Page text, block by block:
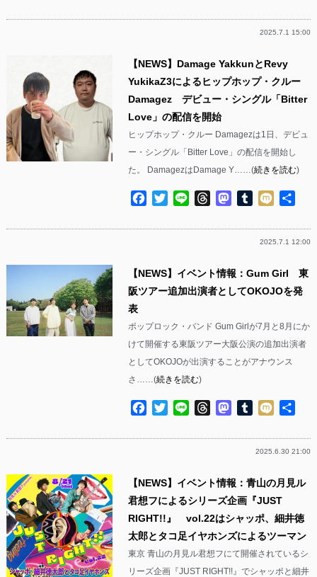
2025.7.1 15:00
【NEWS】Damage YakkunとRevy
YukikaZ3によるヒップホップ・クルー
Damagez デビュー・シングル「Bitter
Love」の配信を開始
ヒップホップ・クルー Damagezは1日、デビュ
ー・シングル「Bitter Love」の配信を開始し
た。 DamagezはDamage Y……(続きを読む)
Facebook
TwitterLine ThreadsMastodon
Tumblr
Mixi
2025.7.1 12:00
【NEWS】イベント情報：Gum Girl 東
阪ツアー追加出演者としてOKOJOを発
表
ポップロック・バンド Gum Girlが7月と8月にか
けて開催する東阪ツアー大阪公演の追加出演者
としてOKOJOが出演することがアナウンス
さ……(続きを読む)
Facebook
TwitterLine ThreadsMastodon
Tumblr
Mixi
2025.6.30 21:00
【NEWS】イベント情報：青山の月見ル
君想フによるシリーズ企画『JUST
RIGHT!!』 vol.22はシャッポ、細井徳
太郎とタコ足イヤホンズによるツーマン
東京 青山の月見ル君想フにて開催されているシ
リーズ企画『JUST RIGHT!!』でシャッポと細井